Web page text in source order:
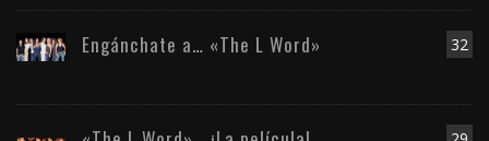
32
Engánchate a… «The L Word»